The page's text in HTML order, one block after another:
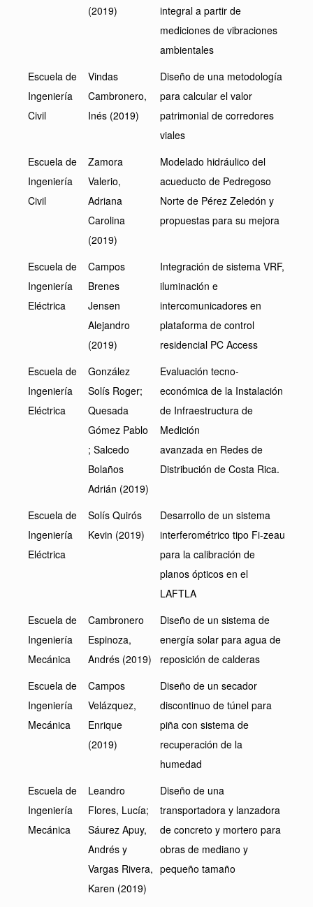
(2019)
integral a partir de
mediciones de vibraciones
ambientales
Escuela de
Ingeniería
Civil
Vindas
Cambronero,
Inés (2019)
Diseño de una metodología
para calcular el valor
patrimonial de corredores
viales
Escuela de
Ingeniería
Civil
Zamora
Valerio,
Adriana
Carolina
(2019)
Modelado hidráulico del
acueducto de Pedregoso
Norte de Pérez Zeledón y
propuestas para su mejora
Escuela de
Ingeniería
Eléctrica
Campos
Brenes
Jensen
Alejandro
(2019)
Integración de sistema VRF,
iluminación e
intercomunicadores en
plataforma de control
residencial PC Access
Escuela de
Ingeniería
Eléctrica
González
Solís Roger;
Quesada
Gómez Pablo
; Salcedo
Bolaños
Adrián (2019)
Evaluación tecno-
económica de la Instalación
de Infraestructura de
Medición
avanzada en Redes de
Distribución de Costa Rica.
Escuela de
Ingeniería
Eléctrica
Solís Quirós
Kevin (2019)
Desarrollo de un sistema
interferométrico tipo Fi-zeau
para la calibración de
planos ópticos en el
LAFTLA
Escuela de
Ingeniería
Mecánica
Cambronero
Espinoza,
Andrés (2019)
Diseño de un sistema de
energía solar para agua de
reposición de calderas
Escuela de
Ingeniería
Mecánica
Campos
Velázquez,
Enrique
(2019)
Diseño de un secador
discontinuo de túnel para
piña con sistema de
recuperación de la
humedad
Escuela de
Ingeniería
Mecánica
Leandro
Flores, Lucía;
Sáurez Apuy,
Andrés y
Vargas Rivera,
Karen (2019)
Diseño de una
transportadora y lanzadora
de concreto y mortero para
obras de mediano y
pequeño tamaño